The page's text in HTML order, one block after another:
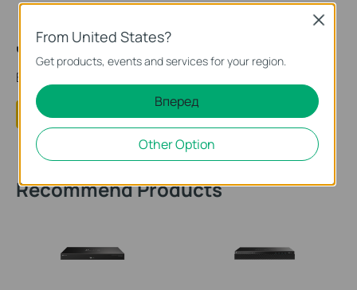
Чи була ця стаття корисною?
Ваш відгук допомагає вдосконалити цей сайт.
Так Ні
Recommend Products
From United States?
Get products, events and services for your region.
Вперед
Other Option
Close